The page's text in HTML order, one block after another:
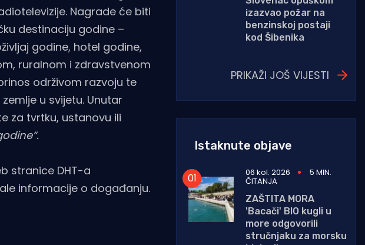
Nagrade će biti
destinaciju godine –
godine, hotel godine,
ruralnom i zdravstvenom
održivom razvoju te
u svijetu. Unutar
za tvrtku, ustanovu ili
stranice DHT-a
informacije o događanju.
izazvao požar na
benzinskoj postaji
kod Šibenika
PRIKAŽI JOŠ VIJESTI
Istaknute objave
06 kol. 2026 5 MIN.
ČITANJA
ZAŠTITA MORA
'Bacači' BIO kugli u
more odgovorili
stručnjaku za morsku